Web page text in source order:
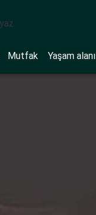
Mutfak Yaşam alanı